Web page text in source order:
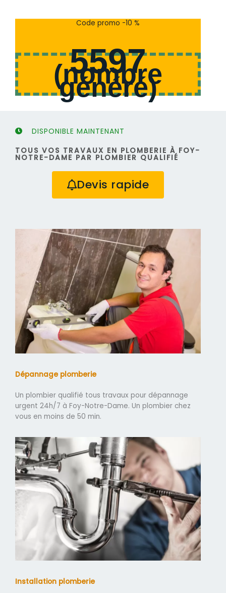
s
s
Code promo -10 %
5597
(nombre
généré)
DISPONIBLE MAINTENANT
TOUS VOS TRAVAUX EN PLOMBERIE À FOY-
NOTRE-DAME PAR PLOMBIER QUALIFIÉ
Devis rapide
Dépannage plomberie
Un plombier qualifié tous travaux pour dépannage
urgent 24h/7 à Foy-Notre-Dame. Un plombier chez
vous en moins de 50 min.
Installation plomberie